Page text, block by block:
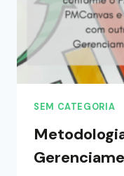
SEM CATEGORIA